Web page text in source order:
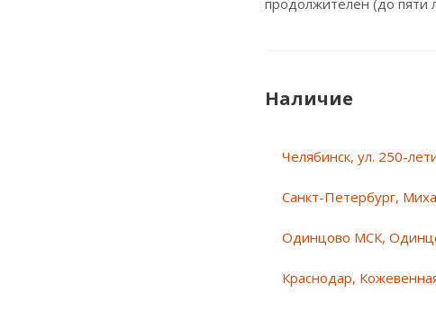
продолжителен (до пяти
Наличие
Челябинск, ул. 250-
Санкт-Петербург,
Одинцово МСК,
Краснодар,